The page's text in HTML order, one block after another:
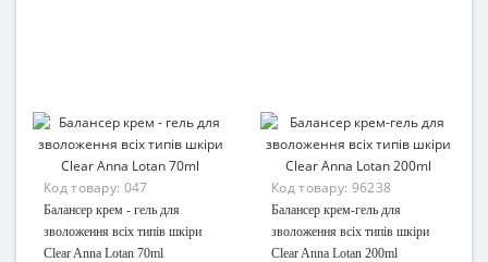
Код товару: 047
Балансер крем - гель для
зволоження всіх типів шкіри
Clear Anna Lotan 70ml
Код товару: 96238
Балансер крем-гель для
зволоження всіх типів шкіри
Clear Anna Lotan 200ml